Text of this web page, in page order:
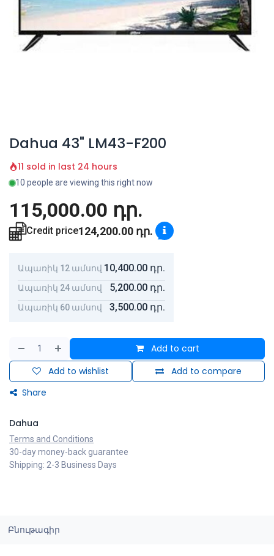
Dahua 43" LM43-F200
11 sold in last 24 hours
10 people are viewing this right now
115,000.00 դր.
Credit price124,200.00 դր.
Ապառիկ 12 ամսով 10,400.00 դր.
Ապառիկ 24 ամսով 5,200.00 դր.
Ապառիկ 60 ամսով 3,500.00 դր.
Add to cart
Add to compare
Add to wishlist
Share
Dahua
Terms and Conditions
30-day money-back guarantee
Shipping: 2-3 Business Days
Բնութագիր